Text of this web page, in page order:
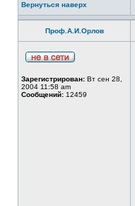
Вернуться наверх
Проф.А.И.Орлов
Зарегистрирован: Вт сен 28,
2004 11:58 am
Сообщений: 12459